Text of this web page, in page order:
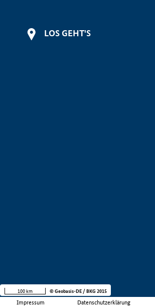
LOS GEHT'S
Impressum Datenschutzerklärung
100 km © Geobasis-DE / BKG 2015